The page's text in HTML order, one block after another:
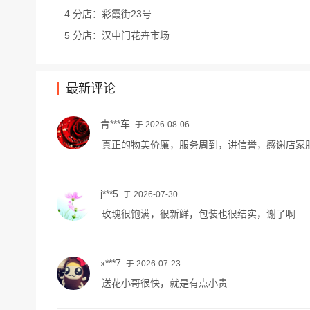
4 分店：彩霞街23号
5 分店：汉中门花卉市场
最新评论
青***车 于 2026-08-06
真正的物美价廉，服务周到，讲信誉，感谢店家
j***5 于 2026-07-30
玫瑰很饱满，很新鲜，包装也很结实，谢了啊
x***7 于 2026-07-23
送花小哥很快，就是有点小贵